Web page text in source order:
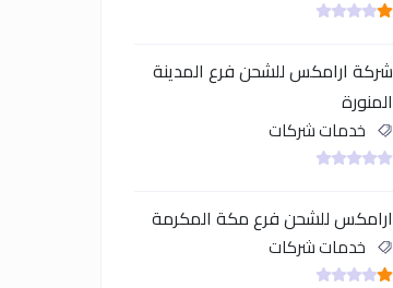
شركة ارامكس للشحن فرع المدينة
المنورة
خدمات شركات
ارامكس للشحن فرع مكة المكرمة
خدمات شركات